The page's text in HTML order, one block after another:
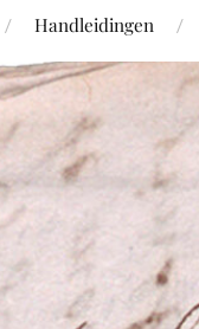
Handleidingen